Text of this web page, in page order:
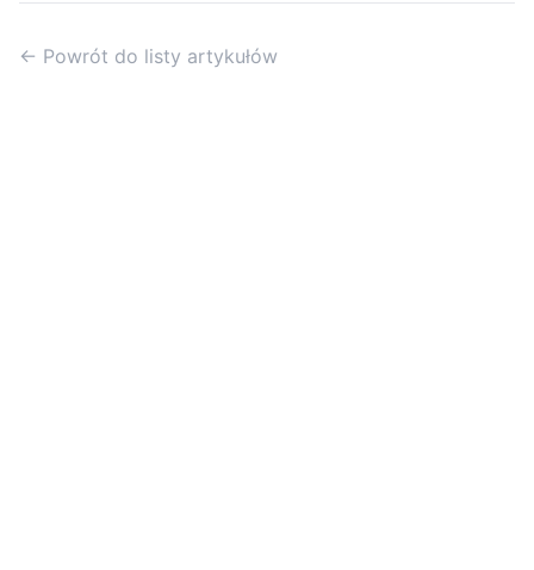
← Powrót do listy artykułów